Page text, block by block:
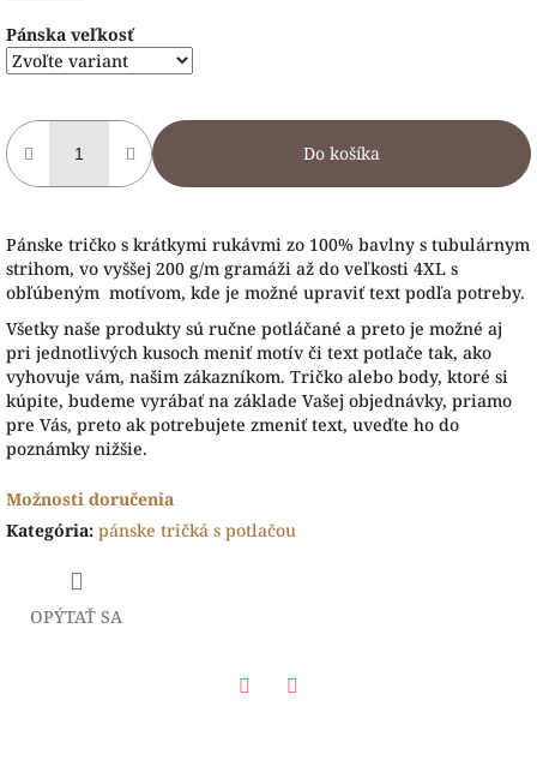
Pánska veľkosť
Do košíka
Pánske tričko s krátkymi rukávmi zo 100% bavlny s tubulárnym
strihom, vo vyššej 200 g/m gramáži až do veľkosti 4XL s
obľúbeným motívom, kde je možné upraviť text podľa potreby.
Všetky naše produkty sú ručne potláčané a preto je možné aj
pri jednotlivých kusoch meniť motív či text potlače tak, ako
vyhovuje vám, našim zákazníkom. Tričko alebo body, ktoré si
kúpite, budeme vyrábať na základe Vašej objednávky, priamo
pre Vás, preto ak potrebujete zmeniť text, uveďte ho do
poznámky nižšie.
Možnosti doručenia
Kategória: pánske tričká s potlačou
OPÝTAŤ SA